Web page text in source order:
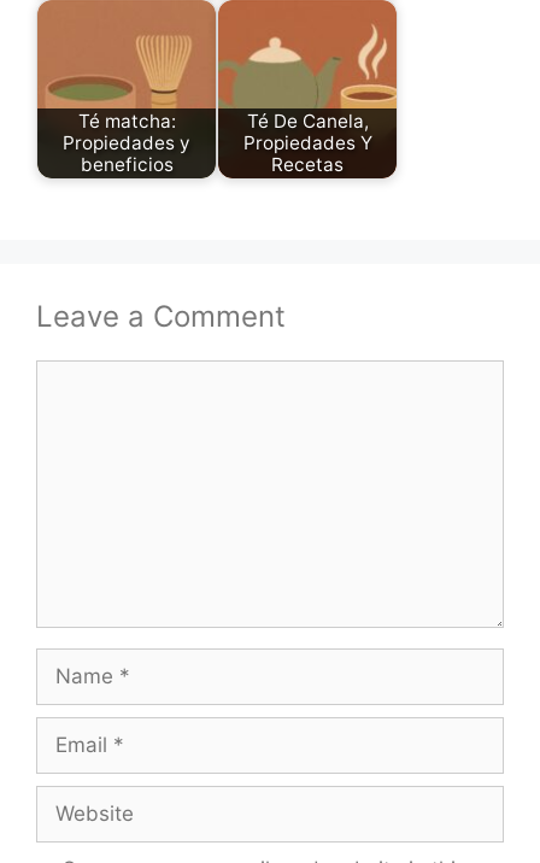
Té matcha:
Propiedades y
beneficios
Té De Canela,
Propiedades Y
Recetas
Leave a Comment